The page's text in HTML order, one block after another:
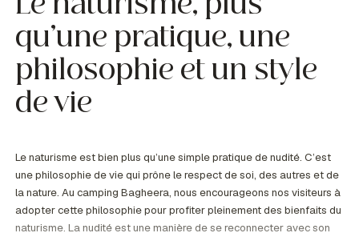
Le naturisme, plus
qu’une pratique, une
philosophie et un style
de vie
Le naturisme est bien plus qu’une simple pratique de nudité. C’est
une philosophie de vie qui prône le respect de soi, des autres et de
la nature. Au camping Bagheera, nous encourageons nos visiteurs à
adopter cette philosophie pour profiter pleinement des bienfaits du
naturisme. La nudité est une manière de se reconnecter avec son